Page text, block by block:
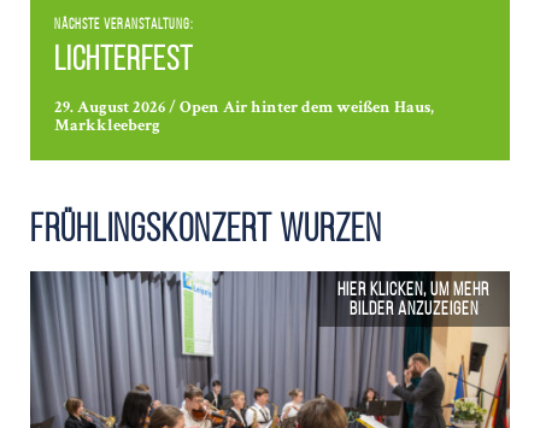
Nächste Veranstaltung:
Lichterfest
29. August 2026 / Open Air hinter dem weißen Haus,
Markkleeberg
Frühlings­konzert Wurzen